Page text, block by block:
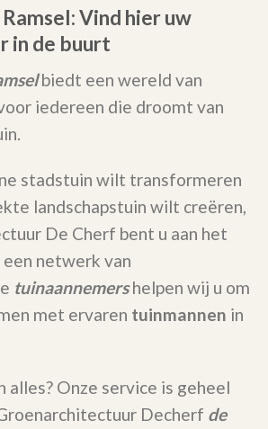
Vind hier uw
in de buurt
biedt een wereld van
iedereen die droomt van
stadstuin wilt transformeren
landschapstuin wilt creëren,
De Cherf bent u aan het
netwerk van
tuinaannemershelpen wij u om
met ervaren tuinmannen in
alles? Onze service is geheel
Decherf de